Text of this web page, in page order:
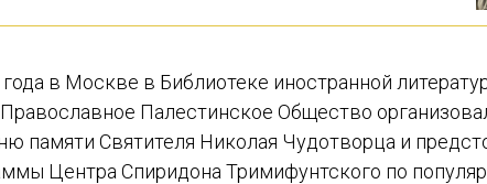
года в Москве в Библиотеке иностранной
Палестинское Общество
памяти Святителя Николая Чудотворца и
Центра Спиридона Тримифунтского по